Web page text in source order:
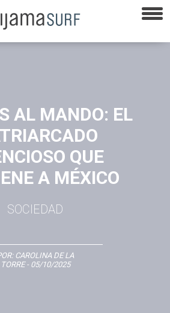
AL MANDO: EL
QUE
A MÉXICO
SOCIEDAD
CAROLINA DE LA
TORRE- 05/10/2025